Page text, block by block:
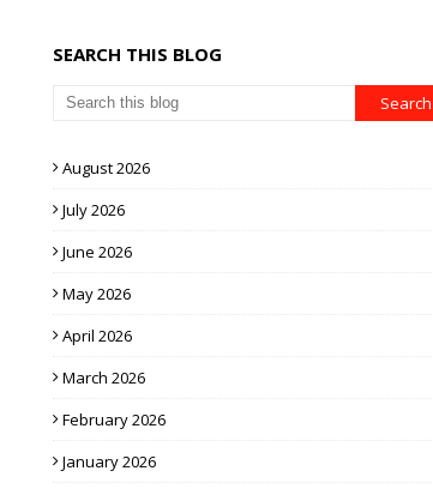
SEARCH THIS BLOG
August 2026
July 2026
June 2026
May 2026
April 2026
March 2026
February 2026
January 2026